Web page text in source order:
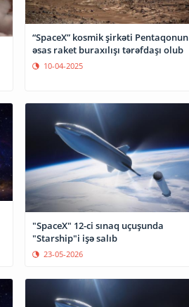
“SpaceX” kosmik şirkəti Pentaqonun
əsas raket buraxılışı tərəfdaşı olub
10-04-2025
"SpaceX" 12-ci sınaq uçuşunda
"Starship"i işə salıb
23-05-2026